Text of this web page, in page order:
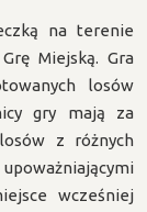
na terenie
Miejską. Gra
losów
gry mają za
z różnych
wcześniej